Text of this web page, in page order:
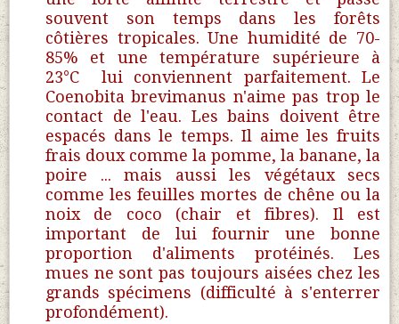
souvent son temps dans les forêts
côtières tropicales. Une humidité de 70-
85% et une température supérieure à
23°C lui conviennent parfaitement. Le
Coenobita brevimanus n'aime pas trop le
contact de l'eau. Les bains doivent être
espacés dans le temps. Il aime les fruits
frais doux comme la pomme, la banane, la
poire ... mais aussi les végétaux secs
comme les feuilles mortes de chêne ou la
noix de coco (chair et fibres). Il est
important de lui fournir une bonne
proportion d'aliments protéinés. Les
mues ne sont pas toujours aisées chez les
grands spécimens (difficulté à s'enterrer
profondément).